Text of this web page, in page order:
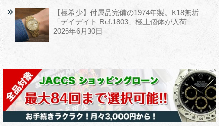
【極希少】付属品完備の1974年製。K18無垢
「デイデイト Ref.1803」極上個体が入荷
2026年6月30日